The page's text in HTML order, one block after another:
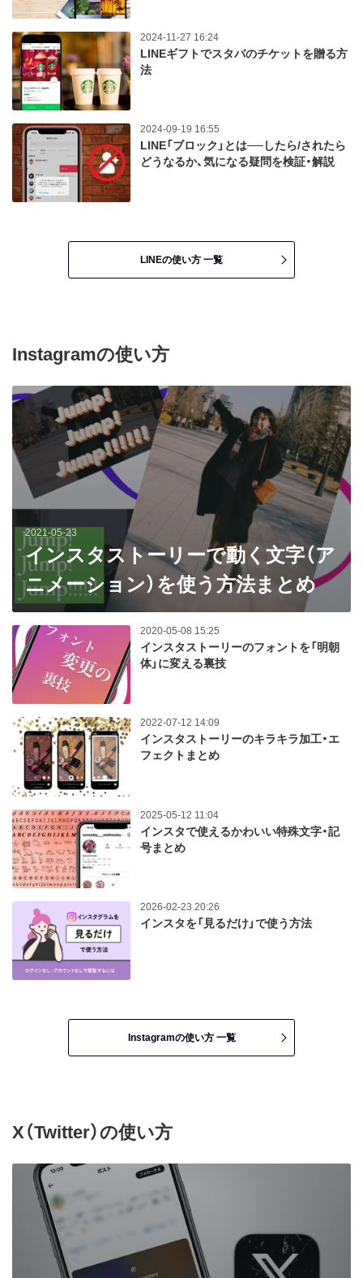
2024-11-27 16:24
LINEギフトでスタバのチケットを贈る方
法
2024-09-19 16:55
LINE「ブロック」とは──したら/されたら
どうなるか、気になる疑問を検証・解説
LINEの使い方 一覧
Instagramの使い方
2021-05-23
インスタストーリーで動く文字（ア
ニメーション）を使う方法まとめ
2020-05-08 15:25
インスタストーリーのフォントを「明朝
体」に変える裏技
2022-07-12 14:09
インスタストーリーのキラキラ加工・エ
フェクトまとめ
2025-05-12 11:04
インスタで使えるかわいい特殊文字・記
号まとめ
2026-02-23 20:26
インスタを「見るだけ」で使う方法
Instagramの使い方 一覧
X（Twitter）の使い方